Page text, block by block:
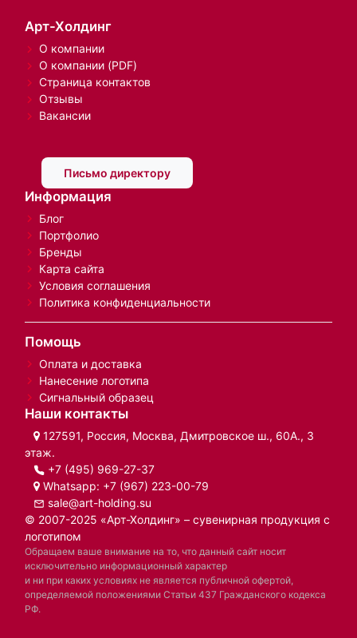
Арт-Холдинг
О компании
О компании (PDF)
Страница контактов
Отзывы
Вакансии
Письмо директору
Информация
Блог
Портфолио
Бренды
Карта сайта
Условия соглашения
Политика конфиденциальности
Помощь
Оплата и доставка
Нанесение логотипа
Сигнальный образец
Наши контакты
127591, Россия, Москва, Дмитровское ш., 60А., 3
этаж.
+7 (495) 969-27-37
Whatsapp: +7 (967) 223-00-79
sale@art-holding.su
© 2007-2025 «Арт-Холдинг» – сувенирная продукция с
логотипом
Обращаем ваше внимание на то, что данный сайт носит
исключительно информационный характер
и ни при каких условиях не является публичной офертой,
определяемой положениями Статьи 437 Гражданского кодекса
РФ.